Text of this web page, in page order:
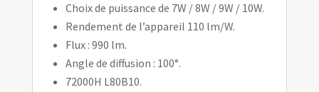
Choix de puissance de 7W / 8W / 9W / 10W.
Rendement de l’appareil 110 lm/W.
Flux : 990 lm.
Angle de diffusion : 100°.
72000H L80B10.